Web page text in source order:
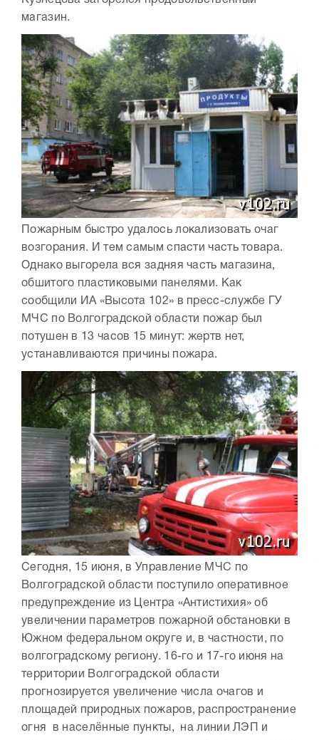
магазин.
Пожарным быстро удалось локализовать очаг
возгорания. И тем самым спасти часть товара.
Однако выгорела вся задняя часть магазина,
обшитого пластиковыми панелями. Как
сообщили ИА «Высота 102» в пресс-службе ГУ
МЧС по Волгоградской области пожар был
потушен в 13 часов 15 минут: жертв нет,
устанавливаются причины пожара.
Сегодня, 15 июня, в Управление МЧС по
Волгоградской области поступило оперативное
предупреждение из Центра «Антистихия» об
увеличении параметров пожарной обстановки в
Южном федеральном округе и, в частности, по
волгоградскому региону. 16-го и 17-го июня на
территории Волгоградской области
прогнозируется увеличение числа очагов и
площадей природных пожаров, распространение
огня в населённые пункты, на линии ЛЭП и